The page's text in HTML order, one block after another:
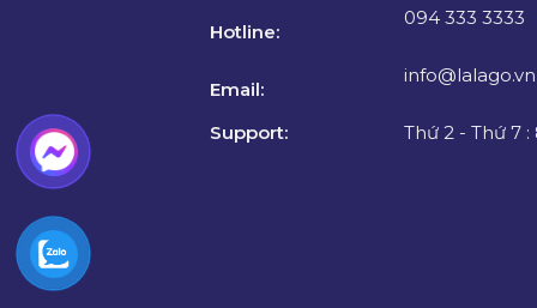
Hotline:
094 333 3333
Email:
info@lalago.vn
Support: Thứ 2 - Thứ 7 :